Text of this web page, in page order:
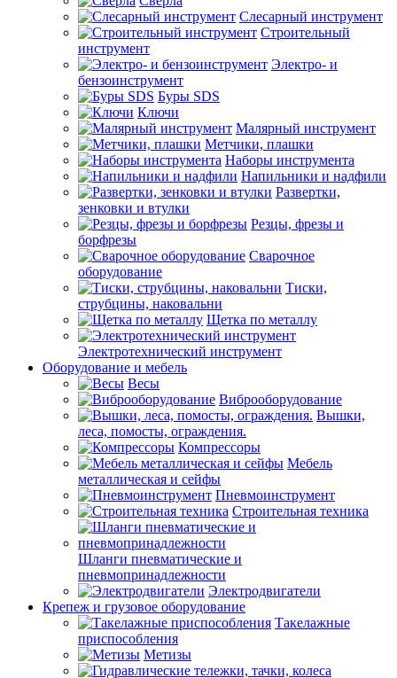
Слесарный инструмент
Строительный
инструмент
Электро- и
бензоинструмент
Буры SDS
Ключи
Малярный инструмент
Метчики, плашки
Наборы инструмента
Напильники и надфили
Развертки,
зенковки и втулки
Резцы, фрезы и
борфрезы
Сварочное
оборудование
Тиски,
струбцины, наковальни
Щетка по металлу
Электротехнический инструмент
Оборудование и мебель
Весы
Виброоборудование
Вышки,
леса, помосты, ограждения.
Компрессоры
Мебель
металлическая и сейфы
Пневмоинструмент
Строительная техника
Шланги пневматические и
пневмопринадлежности
Электродвигатели
Крепеж и грузовое оборудование
Такелажные
приспособления
Метизы